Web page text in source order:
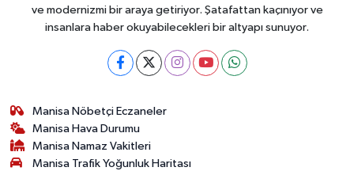
ve modernizmi bir araya getiriyor. Şatafattan kaçınıyor ve
insanlara haber okuyabilecekleri bir altyapı sunuyor.
Manisa Nöbetçi Eczaneler
Manisa Hava Durumu
Manisa Namaz Vakitleri
Manisa Trafik Yoğunluk Haritası